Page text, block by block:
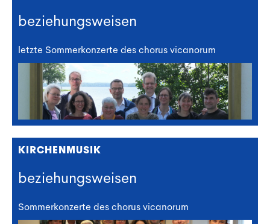
beziehungsweisen
letzte Sommerkonzerte des chorus vicanorum
KIRCHENMUSIK
beziehungsweisen
Sommerkonzerte des chorus vicanorum